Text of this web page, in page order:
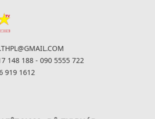
148 188 - 090 5555 722
919 1612